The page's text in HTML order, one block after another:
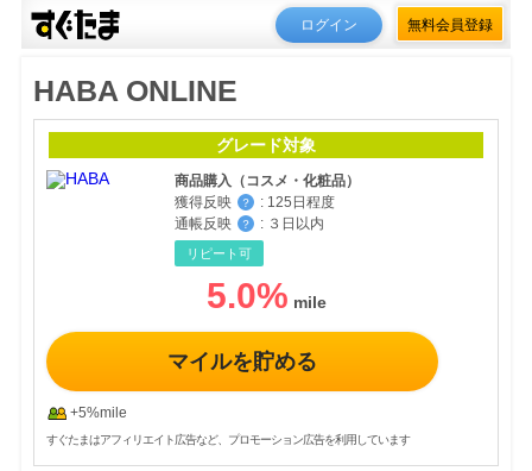
ログイン 無料会員登録
HABA ONLINE
グレード対象
商品購入（コスメ・化粧品）
獲得反映
？ : 125日程度
通帳反映
？ : ３日以内
リピート可
5.0%
マイルを貯める
+5%mile
すぐたまはアフィリエイト広告など、プロモーション広告を利用しています